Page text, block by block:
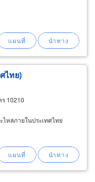
ไทย)
10210
หล่ภายในประเทศไทย